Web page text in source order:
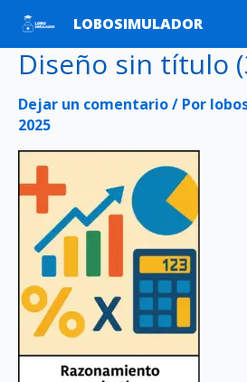
contenido
LOBOSIMULADOR
Diseño sin título
Dejar un comentario/ Por
2025